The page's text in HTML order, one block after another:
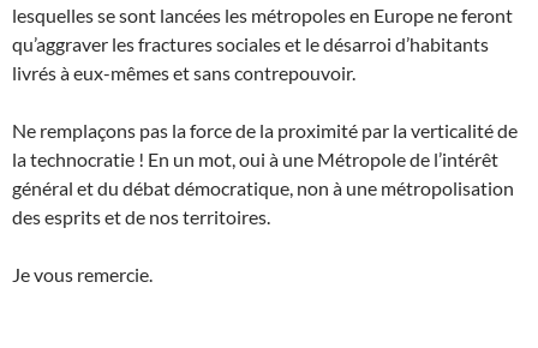
lesquelles se sont lancées les métropoles en Europe ne feront
qu’aggraver les fractures sociales et le désarroi d’habitants
livrés à eux-mêmes et sans contrepouvoir.
Ne remplaçons pas la force de la proximité par la verticalité de
la technocratie ! En un mot, oui à une Métropole de l’intérêt
général et du débat démocratique, non à une métropolisation
des esprits et de nos territoires.
Je vous remercie.